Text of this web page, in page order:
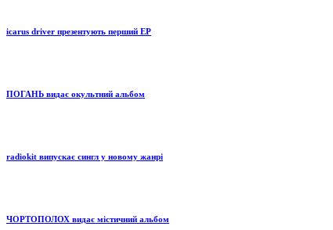
icarus driver презентують перший EP
ПОГАНЬ видає окультний альбом
radiokit випускає сингл у новому жанрі
ЧОРТОПОЛОХ видає містичний альбом